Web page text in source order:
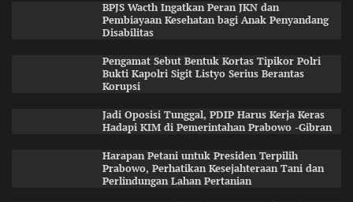
BPJS Wacth Ingatkan Peran JKN dan
Pembiayaan Kesehatan bagi Anak Penyandang
Disabilitas
Pengamat Sebut Bentuk Kortas Tipikor Polri
Bukti Kapolri Sigit Listyo Serius Berantas
Korupsi
Jadi Oposisi Tunggal, PDIP Harus Kerja Keras
Hadapi KIM di Pemerintahan Prabowo -Gibran
Harapan Petani untuk Presiden Terpilih
Prabowo, Perhatikan Kesejahteraan Tani dan
Perlindungan Lahan Pertanian